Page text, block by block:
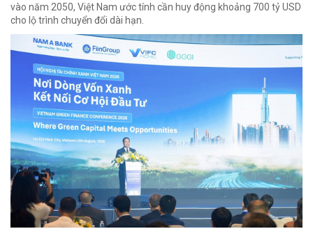
vào năm 2050, Việt Nam ước tính cần huy động khoảng 700 tỷ USD
cho lộ trình chuyển đổi dài hạn.